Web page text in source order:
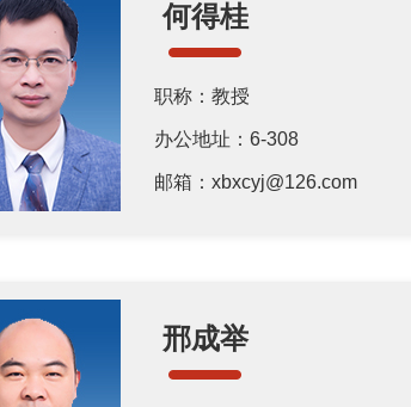
何得桂
职称：教授
办公地址：6-308
邮箱：xbxcyj@126.com
邢成举